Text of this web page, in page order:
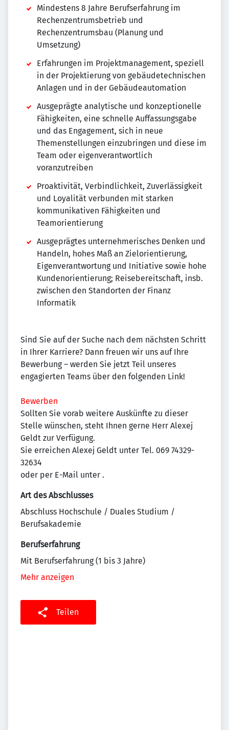
Mindestens 8 Jahre Berufserfahrung im
Rechenzentrumsbetrieb und
Rechenzentrumsbau (Planung und
Umsetzung)
Erfahrungen im Projektmanagement, speziell
in der Projektierung von gebäudetechnischen
Anlagen und in der Gebäudeautomation
Ausgeprägte analytische und konzeptionelle
Fähigkeiten, eine schnelle Auffassungsgabe
und das Engagement, sich in neue
Themenstellungen einzubringen und diese im
Team oder eigenverantwortlich
voranzutreiben
Proaktivität, Verbindlichkeit, Zuverlässigkeit
und Loyalität verbunden mit starken
kommunikativen Fähigkeiten und
Teamorientierung
Ausgeprägtes unternehmerisches Denken und
Handeln, hohes Maß an Zielorientierung,
Eigenverantwortung und Initiative sowie hohe
Kundenorientierung; Reisebereitschaft, insb.
zwischen den Standorten der Finanz
Informatik
Sind Sie auf der Suche nach dem nächsten Schritt
in Ihrer Karriere? Dann freuen wir uns auf Ihre
Bewerbung – werden Sie jetzt Teil unseres
engagierten Teams über den folgenden Link!
Bewerben
Sollten Sie vorab weitere Auskünfte zu dieser
Stelle wünschen, steht Ihnen gerne Herr Alexej
Geldt zur Verfügung.
Sie erreichen Alexej Geldt unter Tel. 069 74329-
32634
oder per E-Mail unter .
Art des Abschlusses
Abschluss Hochschule / Duales Studium /
Berufsakademie
Berufserfahrung
Mit Berufserfahrung (1 bis 3 Jahre)
Mehr anzeigen
Teilen